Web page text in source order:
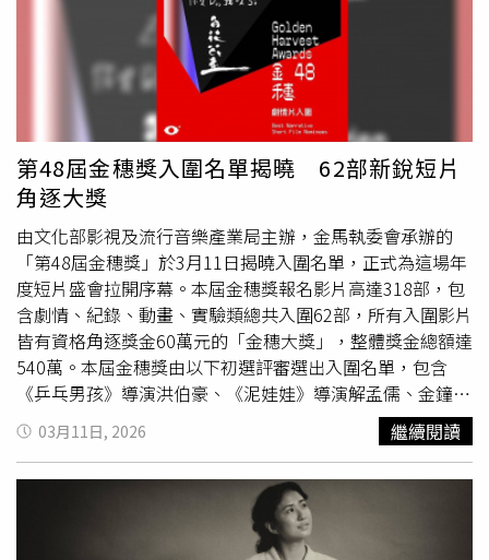
灑自如的《水火山》；許筱玟自然呈現兒童視角的劇情片
《抓耙仔》；郭佩綺細膩刻劃女性困境、整體演出優異的
《爬坡》；吳家昕交織布料拼貼與逐格手繪的《兔子巷968
號》；羅理龢詩性提問追悼與遺憾的《阿北不見》 ；以及
孫明宇及劉芳彣合導的家庭悲劇《西瓜樂園》，年輕演員廖
敏秀節制而渲染力十足的演出，也讓她獲得本屆金穗獎「最
佳演員」。嚴藝文（左）與高伊玲均為本屆金穗獎的評審。
（圖／金馬執委會提供）本屆個人表現獎部分，驚喜跨界的
京劇天后黃宇琳憑《百花公主》中層次分明且飽富情感張力
的詮釋，同獲「最佳演員」殊榮；為紀錄片工作者開墾創作
土壤的吳凡則以《第九十三封信之後》、《我家有棵芒果
樹》奪得「最佳製片」；「最佳攝影」由風格純粹、技術紮
實的吉米，憑《爬坡》、《看現場》的亮眼表現拿下；「最
佳聲音設計」由成功以聲音定位影片調性的《工》鄭宜雰獲
獎；「最佳美術」則由《爬坡》謝亞璇及《湖面交界》陳冠
廷分別奪下，評審認為前者成功營造出主要場景的侷促感，
完美融合角色處境；後者用實景搭景呈現虛擬遊戲關卡，也
孟儒、嚴藝文、高伊玲、陳保英、許雅婷、黃亞歷、朱駿
騰、吳俊輝、林君昵、余聿、吳德淳、謝珮雯共同討論、投
票選出。決審會議長達七小時，評審各有所愛，遺珠不少，
金穗48評審們與文化部影視及流行音樂產業局副局長呂美
莉。（圖／金馬執行委員會）並由本屆金穗獎評審洪伯豪、
解孟儒、嚴藝文、高伊玲、樓一安、陳保英、王君琦、黃亞
歷、吳德淳、余聿、謝珮雯、朱駿騰、吳俊輝親自頒發入圍
證書，直接肯定入圍者的努力與成果。影展還特別規劃「穗
語時光」活動，讓評審團與入圍者面對面，傳授實務製作心
法，解答創作疑惑。現場互動氣氛熱烈，欲罷不能，展現金
穗獎薪火相傳的精神。本屆金穗影展放映近百部精彩作品，
並特別規劃兩場「金穗開講」深度講座，內容涵蓋短片發
行、海外參展等實務案例分享，更與台灣影評人協會合作，
從影像創作的角度切入探討美學。今年也特別集結歷屆學長
姊們回娘家，除了擔綱映後座談主持，更延伸出場外沙龍
「小客廳」暢聊時段，邀請包括：靳家驊（《小曉》）、林
孝謙（《陽光女子合唱團》）、李宜珊（《恨女的逆
襲》）、詹京霖（《一家子兒咕咕叫》）、曾威量（《白衣
蒼狗》）、曹仕翰（《南方時光》）、潘客印（《我家的
事》）、王逸鈴（《台北過手無暝無日》）、王彥蘋（《翌
日》）、陳巧薇（《野生之路》）、黃勻弦（《我是陳派
派》）、黃小珊（《風的前奏》）、林治文（《這不是我的
牛》）、吳梓安（《此岸：一個家族故事》）、林羿綺
（《信使—返向漂流與南洋彼岸》）、林世杰（《土星頻
第48屆金穗獎入圍名單揭曉 62部新銳短片
角逐大獎
由文化部影視及流行音樂產業局主辦，金馬執委會承辦的
「第48屆金穗獎」於3月11日揭曉入圍名單，正式為這場年
度短片盛會拉開序幕。本屆金穗獎報名影片高達318部，包
含劇情、紀錄、動畫、實驗類總共入圍62部，所有入圍影片
皆有資格角逐獎金60萬元的「金穗大獎」，整體獎金總額達
540萬。本屆金穗獎由以下初選評審選出入圍名單，包含
《乒乓男孩》導演洪伯豪、《泥娃娃》導演解孟儒、金鐘獎
編、導、演大滿貫紀錄保持人嚴藝文、台北電影獎影后高伊
玲、《左撇子女孩》製片陳保英、《該死的阿修羅》導演樓
一安、台北電影獎百萬首獎《大風之島》導演許雅婷、金馬
獎最佳紀錄片導演黃亞歷、曾任國家電影及視聽文化中心執
行長的資深學者王君琦、《河鰻》導演朱駿騰、長期致力於
台灣實驗電影研究與創作的導演吳俊輝、《甘露水》導演林
03月11日, 2026 繼續閱讀